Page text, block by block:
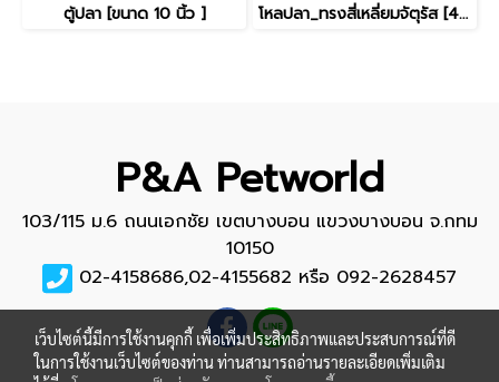
ตู้ปลา [ขนาด 10 นิ้ว ] โหลปลา_ทรงสี่เหลี่ยมจัตุรัส [4x4นิ้ว]
P&A Petworld
103/115 ม.6 ถนนเอกชัย เขตบางบอน แขวงบางบอน จ.กทม
10150
02-4158686,02-4155682 หรือ 092-2628457
เว็บไซต์นี้มีการใช้งานคุกกี้ เพื่อเพิ่มประสิทธิภาพและประสบการณ์ที่ดี
ในการใช้งานเว็บไซต์ของท่าน ท่านสามารถอ่านรายละเอียดเพิ่มเติม